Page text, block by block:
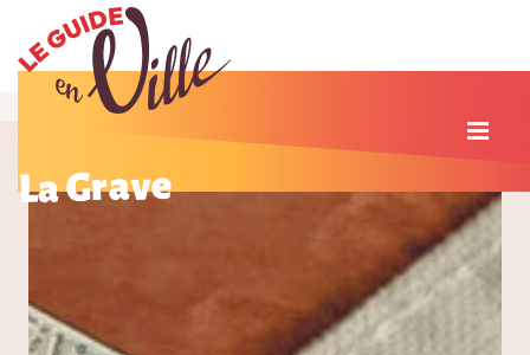
La Grave